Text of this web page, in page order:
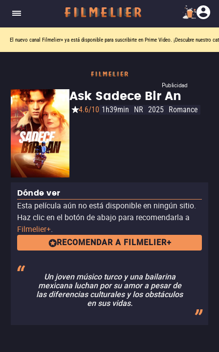
El nuevo canal Filmelier+ ya está disponible para suscribirte en Prime Video. ¡Descubre nuestro
Publicidad
Ask Sadece Bir An
4.6/10 1h39min NR 2025 Romance
Dónde ver
Esta película aún no está disponible en ningún sitio.
Haz clic en el botón de abajo para recomendarla a
Filmelier+.
RECOMENDAR A FILMELIER+
Un joven músico turco y una bailarina
mexicana luchan por su amor a pesar de
las diferencias culturales y los obstáculos
en sus vidas.